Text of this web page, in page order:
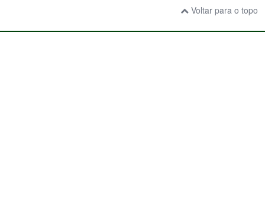
Voltar para o topo